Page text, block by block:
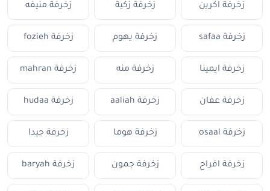
زخرفة اكرين زخرفة زكية زخرفة منيفه
زخرفة safaa زخرفة يهوم زخرفة fozieh
زخرفة ايمينا زخرفة منه زخرفة mahran
زخرفة عفان زخرفة aaliah زخرفة hudaa
زخرفة osaal زخرفة هوما زخرفة جيدا
زخرفة افراح زخرفة جمون زخرفة baryah